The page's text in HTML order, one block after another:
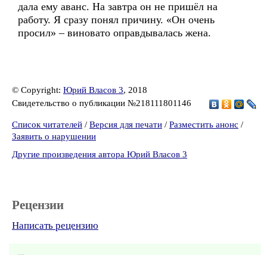
дала ему аванс. На завтра он не пришёл на
работу. Я сразу понял причину. «Он очень
просил» – виновато оправдывалась жена.
© Copyright: Юрий Власов 3, 2018
Свидетельство о публикации №218111801146
Список читателей / Версия для печати / Разместить анонс /
Заявить о нарушении
Другие произведения автора Юрий Власов 3
Рецензии
Написать рецензию